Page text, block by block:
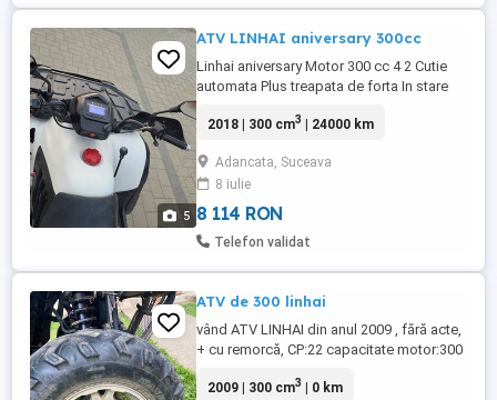
5
ATV LINHAI aniversary 300cc
Linhai aniversary Motor 300 cc 4 2 Cutie
automata Plus treapata de forta In stare
telefon.
2018 | 300 cm3 | 24000 km
Adancata, Suceava
8 iulie
8 114 RON
Telefon validat
ATV de 300 linhai
vând ATV LINHAI din anul 2009 , fără acte,
+ cu remorcă, CP:22 capacitate motor:300
apelați la numărul de telefon de mai jos
2009 | 300 cm3 | 0 km